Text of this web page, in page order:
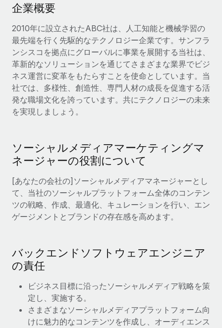
グローバル人事・コンプライアンスの専門サポート
バックグラウンドチェック
候補者の選考プロセスをシンプルに
Compliance Watchtower
コンプライアンスリスクを先回りして対応
法人設立
法令順守した法人をスピーディに設立
移住・転勤
従業員の異動をスムーズに
福利厚生
Remote Build
活用事例
給与・人材情報
情報センター
サポートを依頼する
すべてのリソースを表示する
ブログ
グローバル給与処理
契約社員管理
ブログを読む
Remoteの製品アップデート：GustoとXeroの統合お
よびContractor Management Plus（契約社員管理
プラス）
Remoteの使命は、世界のどこにいても、あらゆる規模の企業が
業務に最適な人材を採用し、管理し、給与を支給できるようにす
ることです。この数週間で、新しい統合、機能、改良点をリリー
スしました。...
企業概要
2010年に設立されたABC社は、人工知能と機械学習の
最先端を行く先駆的なテクノロジー企業です。サンフラ
ンシスコを拠点にグローバルに事業を展開する当社は、
革新的なソリューションを通じてさまざまな業界でビジ
ネス運営に変革をもたらすことを使命としています。当
社では、多様性、創造性、専門人材の成長を促進する活
発な職場文化を誇っています。共にテクノロジーの未来
を実現しましょう。
ソーシャルメディアマーケティングマ
ネージャーの役割について
[あなたの会社の]ソーシャルメディアマネージャーとし
て、当社のソーシャルプラットフォーム全体のコンテン
ツの戦略、作成、最適化、キュレーションを行い、エン
ゲージメントとブランドの存在感を高めます。
バックエンドソフトウェアエンジニア
の責任
ビジネス目標に沿ったソーシャルメディア戦略を策
定し、実施する。
さまざまなソーシャルメディアプラットフォーム向
けに魅力的なコンテンツを作成し、オーディエンス